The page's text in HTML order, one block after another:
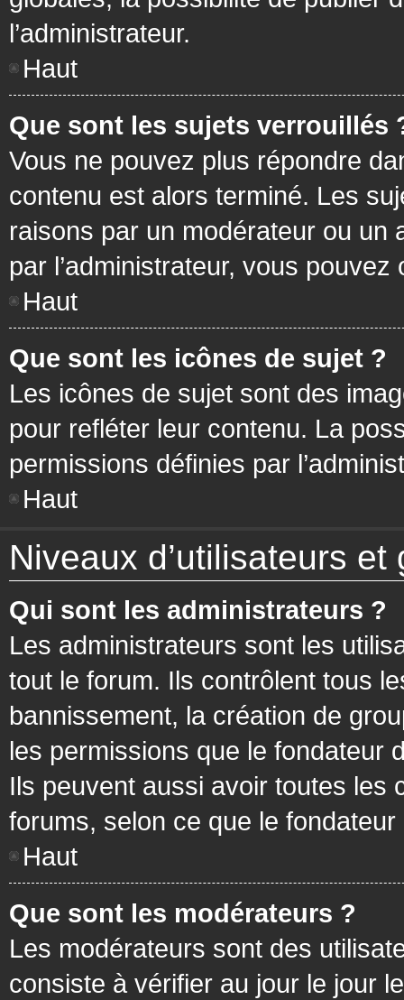
l’administrateur.
Haut
Que sont les sujets verrouillés
Vous ne pouvez plus répondre
contenu est alors terminé. Les
raisons par un modérateur ou un
par l’administrateur, vous
Haut
Que sont les icônes de sujet ?
Les icônes de sujet sont des
pour refléter leur contenu. La
permissions définies par
Haut
Niveaux d’utilisateurs et
Qui sont les administrateurs ?
Les administrateurs sont les
tout le forum. Ils contrôlent tous
bannissement, la création de
les permissions que le fondateur
Ils peuvent aussi avoir toutes les
forums, selon ce que le
Haut
Que sont les modérateurs ?
Les modérateurs sont des
consiste à vérifier au jour le jour